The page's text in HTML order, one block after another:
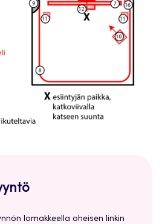
lomakkeella oheisen linkin